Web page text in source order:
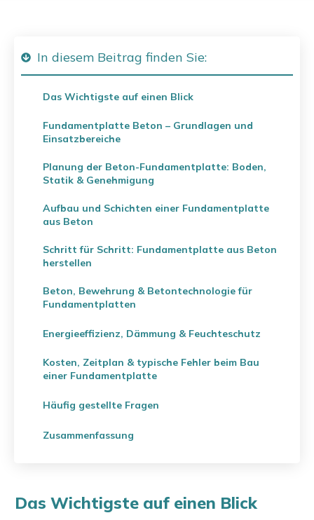
In diesem Beitrag finden Sie:
Das Wichtigste auf einen Blick
Fundamentplatte Beton – Grundlagen und
Einsatzbereiche
Planung der Beton-Fundamentplatte: Boden,
Statik & Genehmigung
Aufbau und Schichten einer Fundamentplatte
aus Beton
Schritt für Schritt: Fundamentplatte aus Beton
herstellen
Beton, Bewehrung & Betontechnologie für
Fundamentplatten
Energieeffizienz, Dämmung & Feuchteschutz
Kosten, Zeitplan & typische Fehler beim Bau
einer Fundamentplatte
Häufig gestellte Fragen
Zusammenfassung
Das Wichtigste auf einen Blick